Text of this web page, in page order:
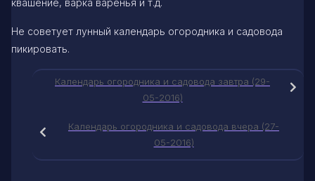
Не советует лунный календарь огородника и садовода
пикировать.
Календарь огородника и садовода завтра (29-
05-2016)
Календарь огородника и садовода вчера (27-
05-2016)